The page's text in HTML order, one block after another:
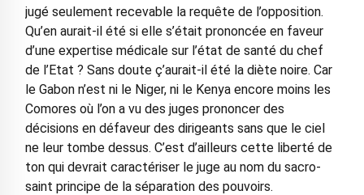
jugé seulement recevable la requête de l’opposition.
Qu’en aurait-il été si elle s’était prononcée en faveur
d’une expertise médicale sur l’état de santé du chef
de l’Etat ? Sans doute ç’aurait-il été la diète noire. Car
le Gabon n’est ni le Niger, ni le Kenya encore moins les
Comores où l’on a vu des juges prononcer des
décisions en défaveur des dirigeants sans que le ciel
ne leur tombe dessus. C’est d’ailleurs cette liberté de
ton qui devrait caractériser le juge au nom du sacro-
saint principe de la séparation des pouvoirs.